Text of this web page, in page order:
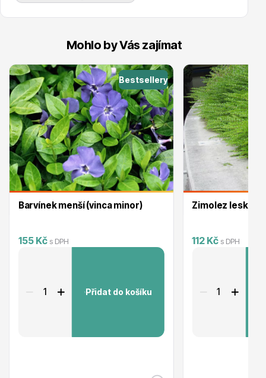
Okrasné trávy
Okrasné keře
Plazivé rostliny
Mohlo by Vás zajímat
Bestsellery
Barvínek menší (vinca minor)
155 Kč s DPH
Přidat do košíku
Zimolez lesklý
112 Kč s DPH